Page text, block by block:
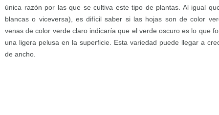
única razón por las que se cultiva este tipo de plantas. Al igual
blancas o viceversa), es difícil saber si las hojas son de color
venas de color verde claro indicaría que el verde oscuro es lo que
una ligera pelusa en la superficie. Esta variedad puede llegar a
de ancho.